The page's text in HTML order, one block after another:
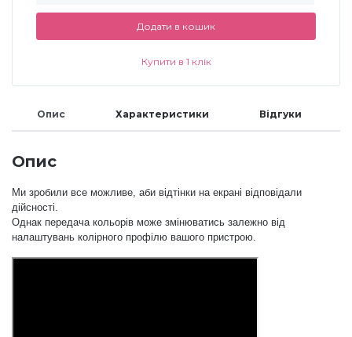
Додати в кошик
Купити в 1 клік
Опис Характеристики Відгуки
Опис
Ми зробили все можливе, аби відтінки на екрані відповідали
дійсності.
Однак передача кольорів може змінюватись залежно від
налаштувань колірного профілю вашого пристрою.